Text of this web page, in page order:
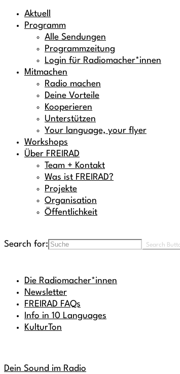
Aktuell
Programm
Alle Sendungen
Programmzeitung
Login für Radiomacher*innen
Mitmachen
Radio machen
Deine Vorteile
Kooperieren
Unterstützen
Your language, your flyer
Workshops
Über FREIRAD
Team + Kontakt
Was ist FREIRAD?
Projekte
Organisation
Öffentlichkeit
Search for: Search
Die Radiomacher*innen
Newsletter
FREIRAD FAQs
Info in 10 Languages
KulturTon
Dein Sound im Radio